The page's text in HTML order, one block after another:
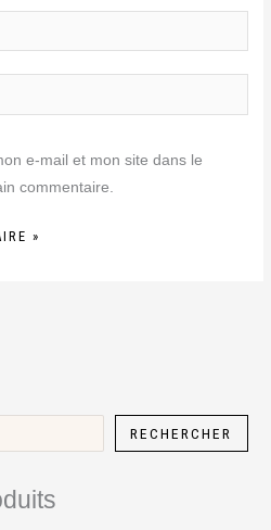
e-mail et mon site dans le
commentaire.
RECHERCHER